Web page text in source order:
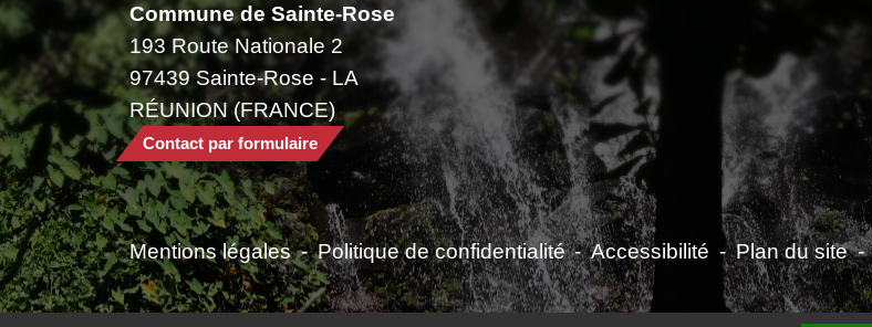
Commune de Sainte-Rose
193 Route Nationale 2
97439 Sainte-Rose - LA
RÉUNION (FRANCE)
Contact par formulaire
Mentions légales - Politique de confidentialité - Accessibilité - Plan du site -